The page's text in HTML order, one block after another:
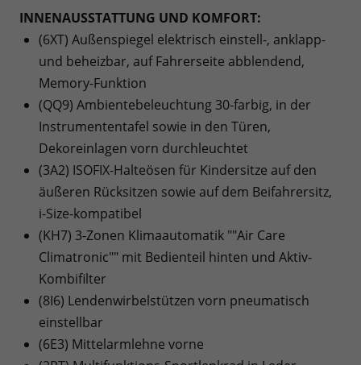
INNENAUSSTATTUNG UND KOMFORT:
(6XT) Außenspiegel elektrisch einstell-, anklapp-
und beheizbar, auf Fahrerseite abblendend,
Memory-Funktion
(QQ9) Ambientebeleuchtung 30-farbig, in der
Instrumententafel sowie in den Türen,
Dekoreinlagen vorn durchleuchtet
(3A2) ISOFIX-Halteösen für Kindersitze auf den
äußeren Rücksitzen sowie auf dem Beifahrersitz,
i-Size-kompatibel
(KH7) 3-Zonen Klimaautomatik ""Air Care
Climatronic"" mit Bedienteil hinten und Aktiv-
Kombifilter
(8I6) Lendenwirbelstützen vorn pneumatisch
einstellbar
(6E3) Mittelarmlehne vorne